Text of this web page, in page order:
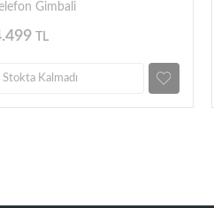
Gimbali
TL
Stokta Kalmadı